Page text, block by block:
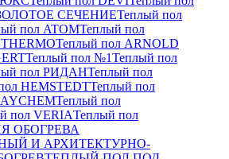
ЗОЛОТОЕ СЕЧЕНИЕТеплый пол
пол ATOMТеплый пол
Теплый пол ARNOLD
Теплый пол №1Теплый пол
пол РИДАНТеплый пол
HEMSTEDTТеплый пол
Теплый пол
пол VERIAТеплый пол
ОБОГРЕВА
И АРХИТЕКТУРНО-